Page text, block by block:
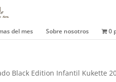
del mes Sobre nosotros 0
Black Edition Infantil Kukette